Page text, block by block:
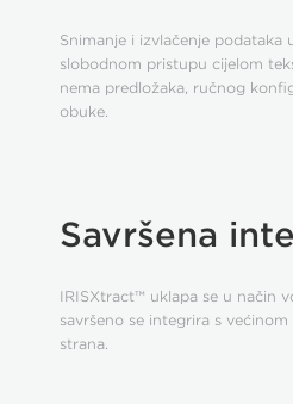
Snimanje i izvlačenje podataka
slobodnom pristupu cijelom
nema predložaka, ručnog
obuke.
Savršena
IRISXtract™ uklapa se u način
savršeno se integrira s
strana.